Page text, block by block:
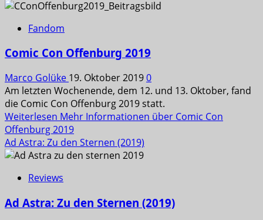
Fandom
Comic Con Offenburg 2019
Marco Golüke 19. Oktober 20190
Am letzten Wochenende, dem 12. und 13. Oktober, fand
die Comic Con Offenburg 2019 statt.
Weiterlesen Mehr Informationen über Comic Con
Offenburg 2019
Ad Astra: Zu den Sternen (2019)
Reviews
Ad Astra: Zu den Sternen (2019)